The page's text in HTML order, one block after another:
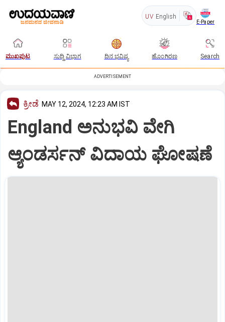
UV English
E-Paper
ಮುಖಪುಟ ಸುದ್ದಿ ವಿಭಾಗ ದಿನ ಭವಿಷ್ಯ ಹೊಂಗಿರಣ Search
ADVERTISEMENT
ಕ್ರೀಡೆ MAY 12, 2024, 12:23 AM IST
England ಅನುಭವಿ ವೇಗಿ
ಆ್ಯಂಡರ್ಸನ್‌ ವಿದಾಯ ಘೋಷಣೆ